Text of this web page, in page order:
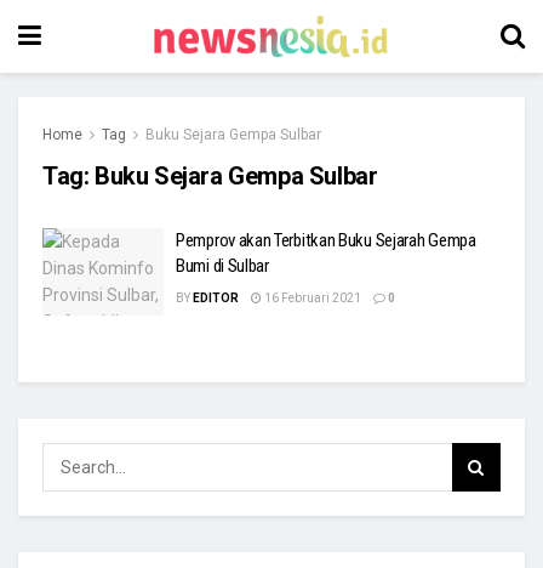
Home Tag Buku Sejara Gempa Sulbar
Tag: Buku Sejara Gempa Sulbar
Pemprov akan Terbitkan Buku Sejarah Gempa
Bumi di Sulbar
BY EDITOR 16 Februari 2021 0